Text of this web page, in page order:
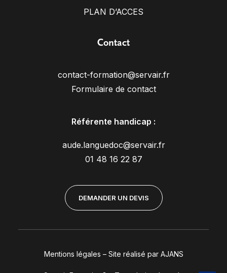
PLAN D’ACCES
Contact
contact-formation@servair.fr
Formulaire de contact
Référente handicap :
aude.languedoc@servair.fr
01 48 16 22 87
DEMANDER UN DEVIS
Mentions légales – Site réalisé par AJANS